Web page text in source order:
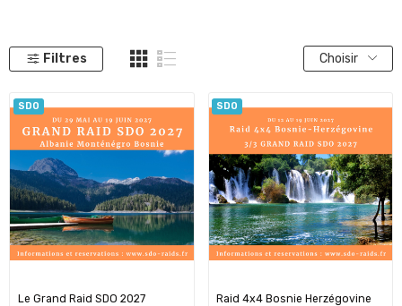
Filtres Choisir
SDO
Le Grand Raid SDO 2027
SDO
Raid 4x4 Bosnie Herzégovine